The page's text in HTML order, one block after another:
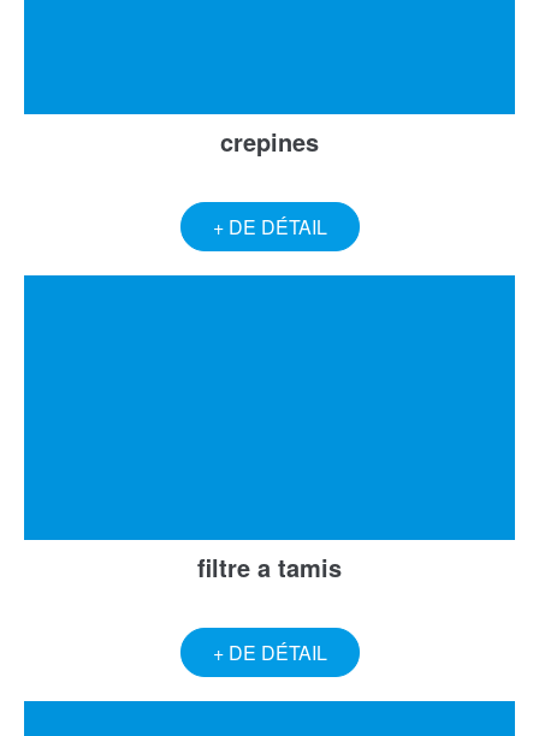
crepines
+ DE DÉTAIL
filtre a tamis
+ DE DÉTAIL